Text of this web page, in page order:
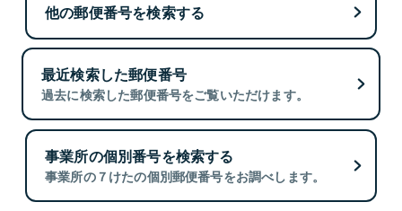
他の郵便番号を検索する
最近検索した郵便番号
過去に検索した郵便番号をご覧いただけます。
事業所の個別番号を検索する
事業所の７けたの個別郵便番号をお調べします。